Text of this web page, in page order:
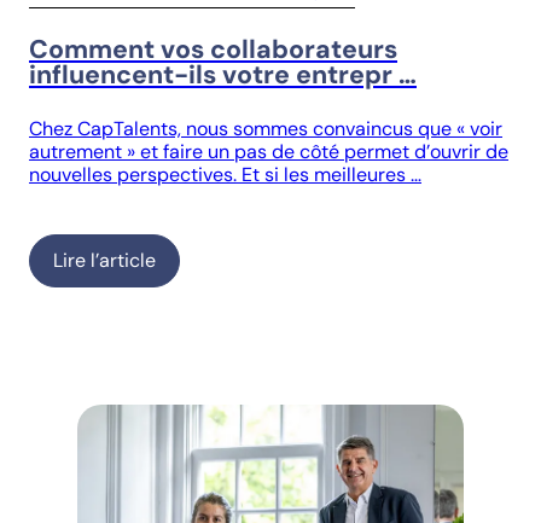
Comment vos collaborateurs
influencent-ils votre entrepr …
Chez CapTalents, nous sommes convaincus que « voir
autrement » et faire un pas de côté permet d’ouvrir de
nouvelles perspectives. Et si les meilleures …
Lire l’article